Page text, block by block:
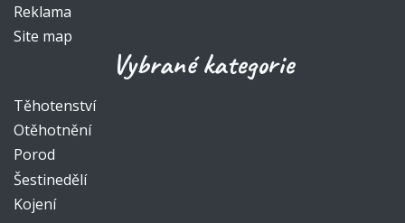
Reklama
Site map
Vybrané kategorie
Těhotenství
Otěhotnění
Porod
Šestinedělí
Kojení